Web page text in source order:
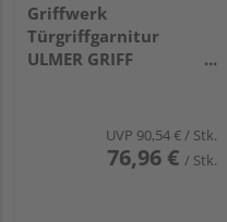
Griffwerk
Türgriffgarnitur
ULMER GRIFF
Graphitschwarz
UVP 90,54 €/ Stk.
76,96 € / Stk.